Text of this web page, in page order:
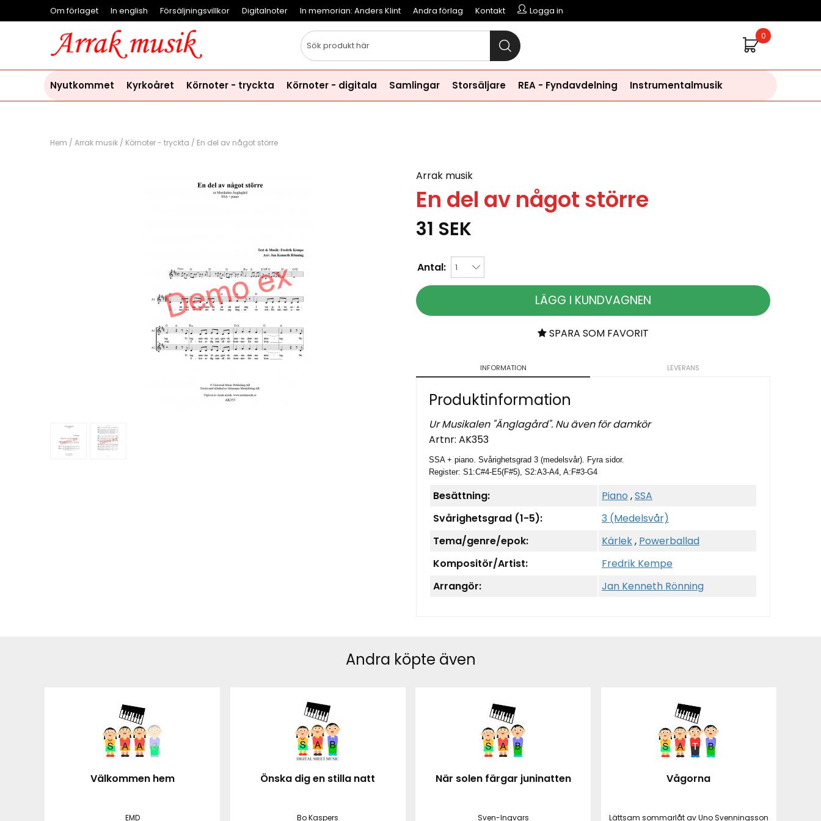
Om förlaget In english Försäljningsvillkor Digitalnoter In memorian: Anders Klint Andra förlag Kontakt Logga in
0
Nyutkommet Kyrkoåret Körnoter - tryckta Körnoter - digitala Samlingar Storsäljare REA - Fyndavdelning Instrumentalmusik
Hem / Arrak musik / Körnoter - tryckta / En del av något större
Arrak musik
En del av något större
31 SEK
Antal:
LÄGG I KUNDVAGNEN
SPARA SOM FAVORIT
INFORMATION LEVERANS
Produktinformation
Ur Musikalen "Änglagård". Nu även för damkör
Artnr: AK353
SSA + piano. Svårighetsgrad 3 (medelsvår). Fyra sidor.
Register: S1:C#4-E5(F#5), S2:A3-A4, A:F#3-G4
Besättning: Piano ,SSA
Svårighetsgrad (1-5):
3 (Medelsvår)
Tema/genre/epok:
Kärlek, Powerballad
Kompositör/Artist:
Fredrik Kempe
Arrangör:
Jan Kenneth Rönning
Andra köpte även
Välkommen hem
EMD
Önska dig en stilla natt
Bo Kaspers
När solen färgar juninatten
Sven-Ingvars
Vågorna
Lättsam sommarlåt av Uno Svenningsson